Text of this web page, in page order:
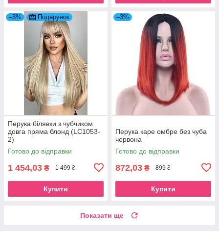
–3% Подарунок
Перука білявки з чубчиком
довга пряма блонд (LC1053-
2)
Готово до відправки
1 454,03 ₴ 1 499 ₴
Купити
–3%
Перука каре омбре без чуба
червона
Готово до відправки
872,03 ₴ 899 ₴
Купити
Показати ще